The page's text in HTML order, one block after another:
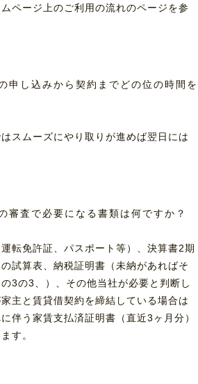
ページ上のご利用の流れのページを参
申し込みから契約までどの位の時間を
スムーズにやり取りが進めば翌日には
審査で必要になる書類は何ですか？
転免許証、パスポート等）、決算書2期
試算表、納税証明書（未納があればそ
3の3、）、その他当社が必要と判断し
主と賃貸借契約を締結している場合は
伴う家賃支払済証明書（直近3ヶ月分）
す。